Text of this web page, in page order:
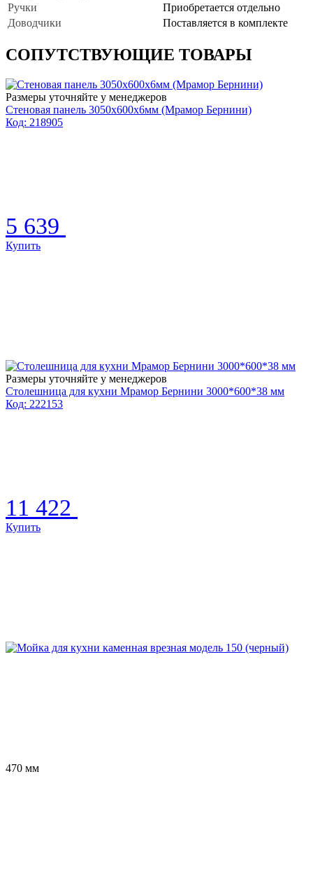
Ручки
Приобретается отдельно
Доводчики
Поставляется в комплекте
СОПУТСТВУЮЩИЕ ТОВАРЫ
Размеры уточняйте у менеджеров
Стеновая панель 3050х600х6мм (Мрамор Бернини)
Код: 218905
5 639
Купить
Размеры уточняйте у менеджеров
Столешница для кухни Мрамор Бернини 3000*600*38 мм
Код: 222153
11 422
Купить
470 мм